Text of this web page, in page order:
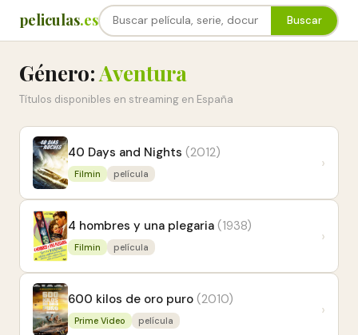
peliculas.es Buscar
Género:Aventura
Títulos disponibles en streaming en España
40 Days and Nights (2012)
Filmin película
›
4 hombres y una plegaria (1938)
Filmin película
›
600 kilos de oro puro (2010)
Prime Video película
›